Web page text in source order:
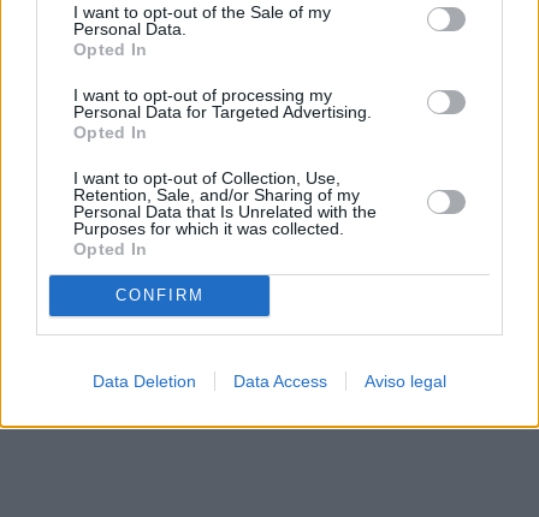
cualquier momento entrando de nuevo en este sitio web o
visitando nuestra política de privacidad.
I want to opt-out of the Sale of my
Personal Data.
Opted In
I want to opt-out of processing my
Personal Data for Targeted Advertising.
Opted In
I want to opt-out of Collection, Use,
Retention, Sale, and/or Sharing of my
Personal Data that Is Unrelated with the
Purposes for which it was collected.
Opted In
CONFIRM
Data Deletion Data Access Aviso legal